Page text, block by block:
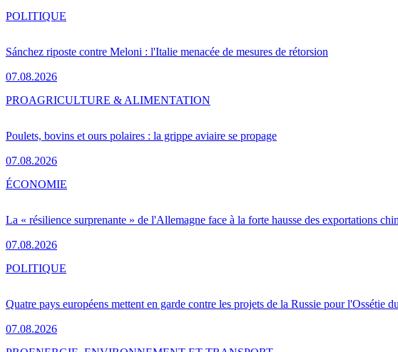
Sánchez riposte contre Meloni : l'Italie menacée de mesures de rétorsion
07.08.2026
POLITIQUE
Poulets, bovins et ours polaires : la grippe aviaire se propage
07.08.2026
PROAGRICULTURE & ALIMENTATION
La « résilience surprenante » de l'Allemagne face à la forte hausse des exportations
07.08.2026
ÉCONOMIE
Quatre pays européens mettent en garde contre les projets de la Russie pour l'Ossétie
07.08.2026
POLITIQUE